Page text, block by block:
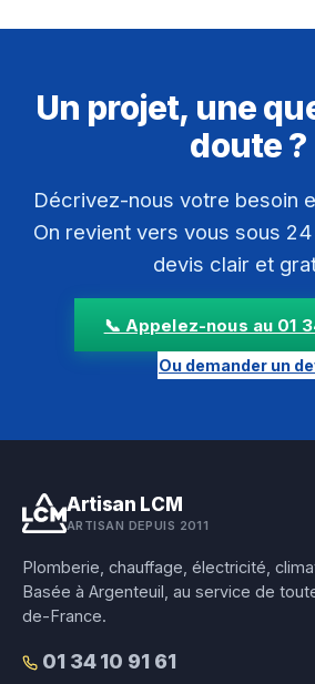
Un projet, une
doute ?
Décrivez-nous votre besoin
On revient vers vous sous
devis clair et
📞 Appelez-nous au 01
Ou demander un
Artisan LCM
ARTISAN DEPUIS 2011
Plomberie, chauffage, électricité,
Basée à Argenteuil, au service de
de-France.
01 34 10 91 61